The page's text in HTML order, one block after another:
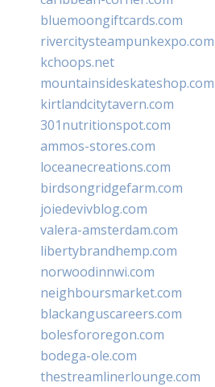
bluemoongiftcards.com
rivercitysteampunkexpo.com
kchoops.net
mountainsideskateshop.com
kirtlandcitytavern.com
301nutritionspot.com
ammos-stores.com
loceanecreations.com
birdsongridgefarm.com
joiedevivblog.com
valera-amsterdam.com
libertybrandhemp.com
norwoodinnwi.com
neighboursmarket.com
blackanguscareers.com
bolesfororegon.com
bodega-ole.com
thestreamlinerlounge.com